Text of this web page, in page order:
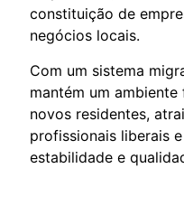
constituição de
negócios locais.
Com um sistema
mantém um
novos residentes,
profissionais liberais
estabilidade e